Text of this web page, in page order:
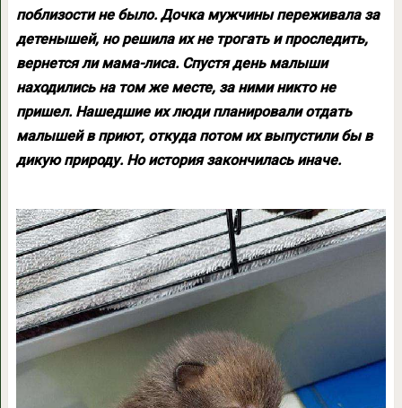
поблизости не было. Дочка мужчины переживала за
детенышей, но решила их не трогать и проследить,
вернется ли мама-лиса. Спустя день малыши
находились на том же месте, за ними никто не
пришел. Нашедшие их люди планировали отдать
малышей в приют, откуда потом их выпустили бы в
дикую природу. Но история закончилась иначе.